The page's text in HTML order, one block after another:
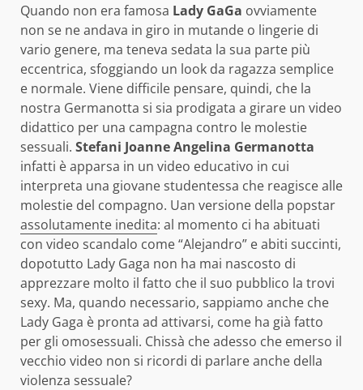
Quando non era famosa Lady GaGa ovviamente
non se ne andava in giro in mutande o lingerie di
vario genere, ma teneva sedata la sua parte più
eccentrica, sfoggiando un look da ragazza semplice
e normale. Viene difficile pensare, quindi, che la
nostra Germanotta si sia prodigata a girare un video
didattico per una campagna contro le molestie
sessuali. Stefani Joanne Angelina Germanotta
infatti è apparsa in un video educativo in cui
interpreta una giovane studentessa che reagisce alle
molestie del compagno. Uan versione della popstar
assolutamente inedita: al momento ci ha abituati
con video scandalo come “Alejandro” e abiti succinti,
dopotutto Lady Gaga non ha mai nascosto di
apprezzare molto il fatto che il suo pubblico la trovi
sexy. Ma, quando necessario, sappiamo anche che
Lady Gaga è pronta ad attivarsi, come ha già fatto
per gli omosessuali. Chissà che adesso che emerso il
vecchio video non si ricordi di parlare anche della
violenza sessuale?